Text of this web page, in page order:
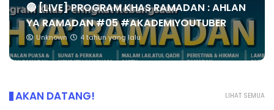
🔴 [LIVE] PROGRAM KHAS RAMADAN : AHLAN
YA RAMADAN #05 #AKADEMIYOUTUBER
Unknown 4 tahun yang lalu
LIHAT SEMUA
AKAN DATANG!